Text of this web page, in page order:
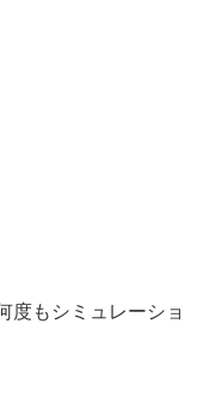
度もシミュレーショ